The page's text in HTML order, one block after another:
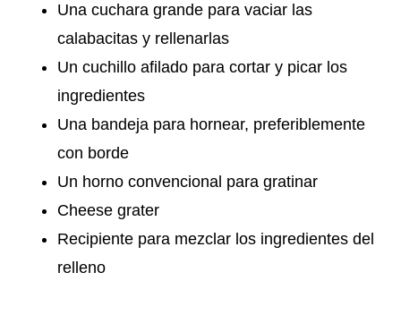
Una cuchara grande para vaciar las
calabacitas y rellenarlas
Un cuchillo afilado para cortar y picar los
ingredientes
Una bandeja para hornear, preferiblemente
con borde
Un horno convencional para gratinar
Cheese grater
Recipiente para mezclar los ingredientes del
relleno